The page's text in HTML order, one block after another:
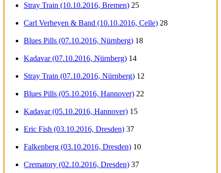
Stray Train (10.10.2016, Bremen) 25
Carl Verheyen & Band (10.10.2016, Celle) 28
Blues Pills (07.10.2016, Nürnberg) 18
Kadavar (07.10.2016, Nürnberg) 14
Stray Train (07.10.2016, Nürnberg) 12
Blues Pills (05.10.2016, Hannover) 22
Kadavar (05.10.2016, Hannover) 15
Eric Fish (03.10.2016, Dresden) 37
Falkenberg (03.10.2016, Dresden) 10
Crematory (02.10.2016, Dresden) 37